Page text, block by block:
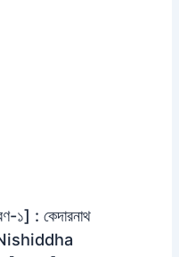
১] : কেদারনাথ
| Nishiddha